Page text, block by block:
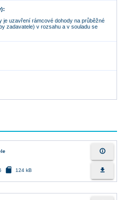
je uzavření rámcové dohody na průběžné
zadavatele) v rozsahu a v souladu se
sd_card 124 kB
info_outline
file_download